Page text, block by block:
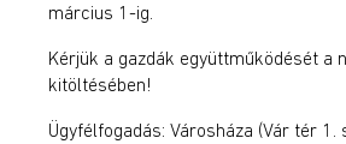
március 1-ig.
Kérjük a gazdák együttműködését a
kitöltésében!
Ügyfélfogadás: Városháza (Vár tér 1.